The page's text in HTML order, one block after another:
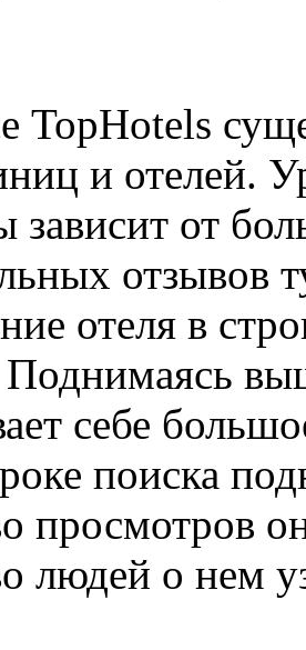
TopHotels
и отелей.
зависит от
отзывов
отеля в
Поднимаясь
себе
поиска
просмотров
людей о нем